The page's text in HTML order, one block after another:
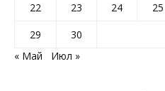
22
23 24 25
29
30
« Май
Июл »